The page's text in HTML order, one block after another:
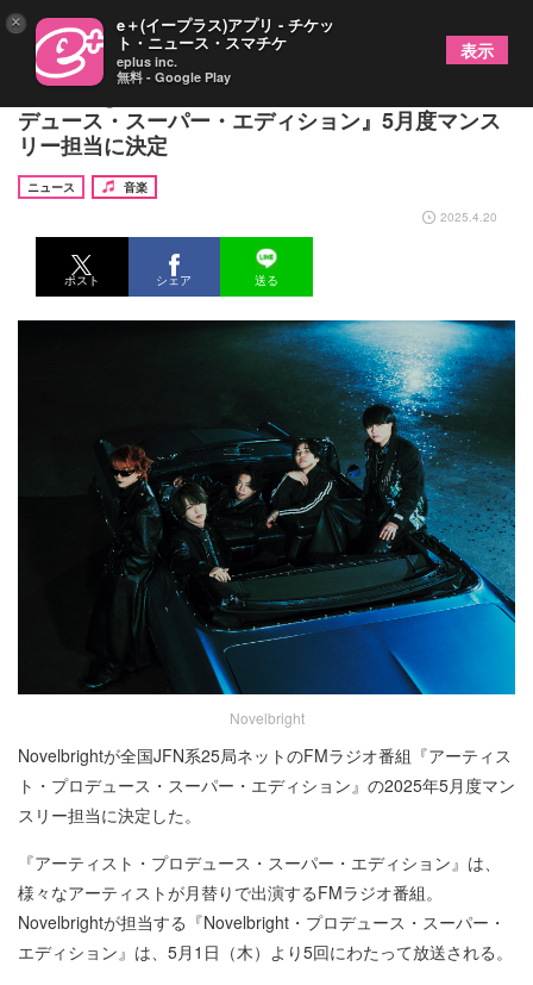
Novelbright、FMラジオ番組『アーティスト・プロ
デュース・スーパー・エディション』5月度マンス
リー担当に決定
ニュース
音楽
2025.4.20
ポスト シェア 送る
Novelbright
Novelbrightが全国JFN系25局ネットのFMラジオ番組『アーティス
ト・プロデュース・スーパー・エディション』の2025年5月度マン
スリー担当に決定した。
『アーティスト・プロデュース・スーパー・エディション』は、
様々なアーティストが月替りで出演するFMラジオ番組。
Novelbrightが担当する『Novelbright・プロデュース・スーパー・
エディション』は、5月1日（木）より5回にわたって放送される。
× e＋(イープラス)アプリ - チケッ
ト・ニュース・スマチケ
eplus inc.
無料 - Google Play
表示